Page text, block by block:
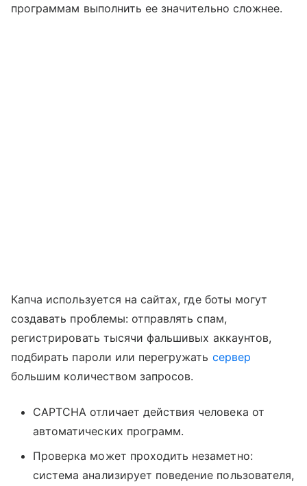
программам выполнить ее значительно сложнее.
Капча используется на сайтах, где боты могут
создавать проблемы: отправлять спам,
регистрировать тысячи фальшивых аккаунтов,
подбирать пароли или перегружать сервер
большим количеством запросов.
CAPTCHA отличает действия человека от
автоматических программ.
Проверка может проходить незаметно:
система анализирует поведение пользователя,